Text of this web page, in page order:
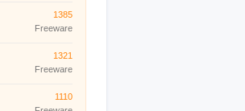
1385
Freeware
1321
Freeware
1110